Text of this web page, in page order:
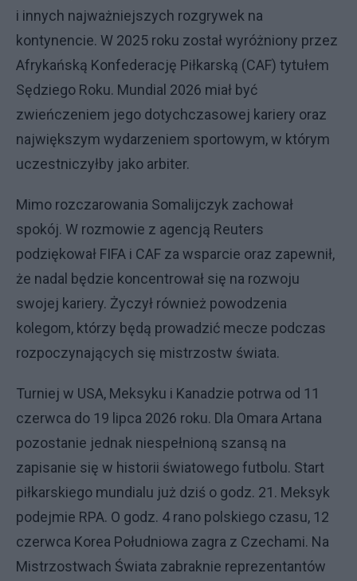
i innych najważniejszych rozgrywek na
kontynencie. W 2025 roku został wyróżniony przez
Afrykańską Konfederację Piłkarską (CAF) tytułem
Sędziego Roku. Mundial 2026 miał być
zwieńczeniem jego dotychczasowej kariery oraz
największym wydarzeniem sportowym, w którym
uczestniczyłby jako arbiter.
Mimo rozczarowania Somalijczyk zachował
spokój. W rozmowie z agencją Reuters
podziękował FIFA i CAF za wsparcie oraz zapewnił,
że nadal będzie koncentrował się na rozwoju
swojej kariery. Życzył również powodzenia
kolegom, którzy będą prowadzić mecze podczas
rozpoczynających się mistrzostw świata.
Turniej w USA, Meksyku i Kanadzie potrwa od 11
czerwca do 19 lipca 2026 roku. Dla Omara Artana
pozostanie jednak niespełnioną szansą na
zapisanie się w historii światowego futbolu. Start
piłkarskiego mundialu już dziś o godz. 21. Meksyk
podejmie RPA. O godz. 4 rano polskiego czasu, 12
czerwca Korea Południowa zagra z Czechami. Na
Mistrzostwach Świata zabraknie reprezentantów